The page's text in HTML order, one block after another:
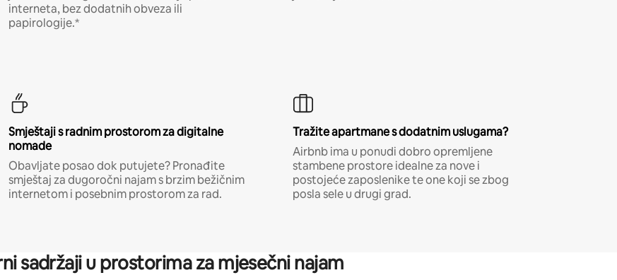
interneta, bez dodatnih obveza ili
papirologije.*
Smještaji s radnim prostorom za digitalne
nomade
Obavljate posao dok putujete? Pronađite
smještaj za dugoročni najam s brzim bežičnim
internetom i posebnim prostorom za rad.
Tražite apartmane s dodatnim uslugama?
Airbnb ima u ponudi dobro opremljene
stambene prostore idealne za nove i
postojeće zaposlenike te one koji se zbog
posla sele u drugi grad.
sadržaji u prostorima za mjesečni najam